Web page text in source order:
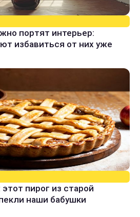
портят интерьер:
избавиться от них уже
пирог из старой
наши бабушки